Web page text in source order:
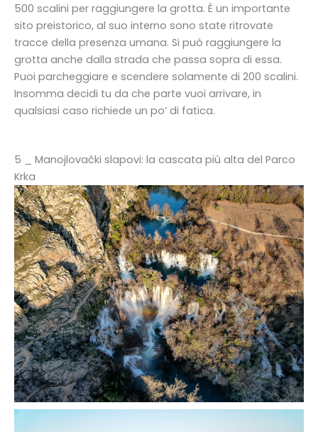
500 scalini per raggiungere la grotta. È un importante
sito preistorico, al suo interno sono state ritrovate
tracce della presenza umana. Si può raggiungere la
grotta anche dalla strada che passa sopra di essa.
Puoi parcheggiare e scendere solamente di 200 scalini.
Insomma decidi tu da che parte vuoi arrivare, in
qualsiasi caso richiede un po’ di fatica.
5 _ Manojlovački slapovi: la cascata più alta del Parco
Krka